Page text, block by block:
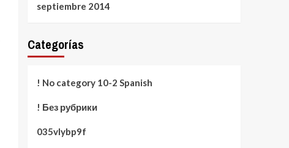
septiembre 2014
Categorías
! No category 10-2 Spanish
! Без рубрики
035vlybp9f